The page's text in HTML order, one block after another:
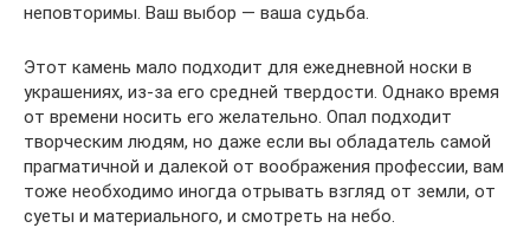
неповторимы. Ваш выбор — ваша судьба.
Этот камень мало подходит для ежедневной носки в
украшениях, из-за его средней твердости. Однако время
от времени носить его желательно. Опал подходит
творческим людям, но даже если вы обладатель самой
прагматичной и далекой от воображения профессии, вам
тоже необходимо иногда отрывать взгляд от земли, от
суеты и материального, и смотреть на небо.